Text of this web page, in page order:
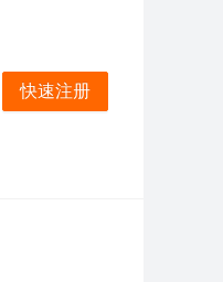
快速注册